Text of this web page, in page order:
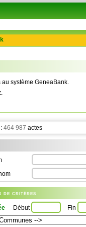
au système GeneaBank.
464 987 actes
de critères
Début Fin